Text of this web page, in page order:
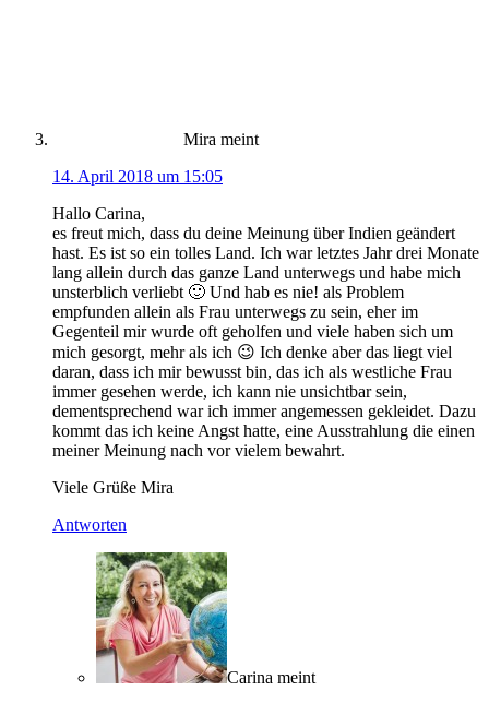
Mira meint
14. April 2018 um 15:05
Hallo Carina,
es freut mich, dass du deine Meinung über Indien geändert
hast. Es ist so ein tolles Land. Ich war letztes Jahr drei Monate
lang allein durch das ganze Land unterwegs und habe mich
unsterblich verliebt 🙂 Und hab es nie! als Problem
empfunden allein als Frau unterwegs zu sein, eher im
Gegenteil mir wurde oft geholfen und viele haben sich um
mich gesorgt, mehr als ich 😉 Ich denke aber das liegt viel
daran, dass ich mir bewusst bin, das ich als westliche Frau
immer gesehen werde, ich kann nie unsichtbar sein,
dementsprechend war ich immer angemessen gekleidet. Dazu
kommt das ich keine Angst hatte, eine Ausstrahlung die einen
meiner Meinung nach vor vielem bewahrt.
Viele Grüße Mira
Antworten
Carina meint